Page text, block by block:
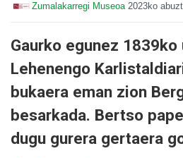
Zumalakarregi Museoa 2023ko
Gaurko egunez
Lehenengo
bukaera eman zion
besarkada. Bertso
dugu gurera gertaera